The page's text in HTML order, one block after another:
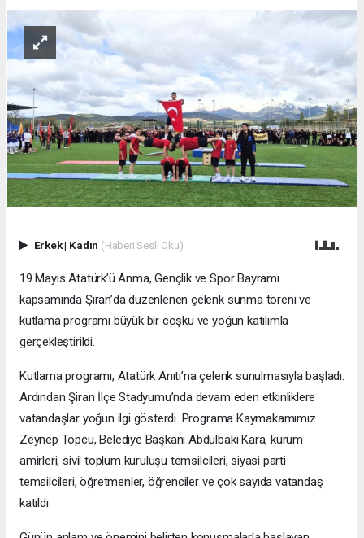
Erkek| Kadın (Haberi Sesli Oku)
19 Mayıs Atatürk’ü Anma, Gençlik ve Spor Bayramı
kapsamında Şiran’da düzenlenen çelenk sunma töreni ve
kutlama programı büyük bir coşku ve yoğun katılımla
gerçekleştirildi.
Kutlama programı, Atatürk Anıtı’na çelenk sunulmasıyla başladı.
Ardından Şiran İlçe Stadyumu’nda devam eden etkinliklere
vatandaşlar yoğun ilgi gösterdi. Programa Kaymakamımız
Zeynep Topcu, Belediye Başkanı Abdulbaki Kara, kurum
amirleri, sivil toplum kuruluşu temsilcileri, siyasi parti
temsilcileri, öğretmenler, öğrenciler ve çok sayıda vatandaş
katıldı.